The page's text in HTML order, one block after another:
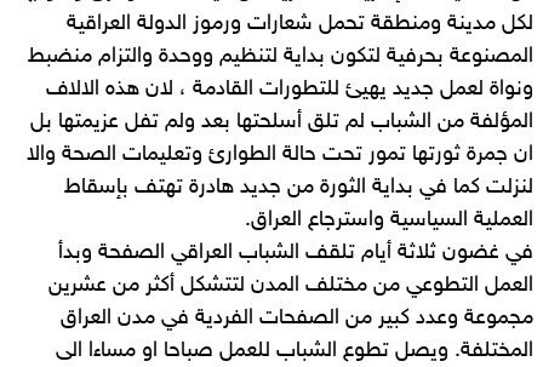
لكل مدينة ومنطقة تحمل شعارات ورموز الدولة العراقية
المصنوعة بحرفية لتكون بداية لتنظيم ووحدة والتزام منضبط
ونواة لعمل جديد يهيئ للتطورات القادمة ، لان هذه الالاف
المؤلفة من الشباب لم تلق أسلحتها بعد ولم تفل عزيمتها بل
ان جمرة ثورتها تمور تحت حالة الطوارئ وتعليمات الصحة والا
لنزلت كما في بداية الثورة من جديد هادرة تهتف بإسقاط
العملية السياسية واسترجاع العراق.
في غضون ثلاثة أيام تلقف الشباب العراقي الصفحة وبدأ
العمل التطوعي من مختلف المدن لتتشكل أكثر من عشرين
مجموعة وعدد كبير من الصفحات الفردية في مدن العراق
المختلفة. ويصل تطوع الشباب للعمل صباحا او مساءا الى